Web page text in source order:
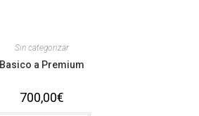
Sin categorizar
Basico a Premium
700,00€